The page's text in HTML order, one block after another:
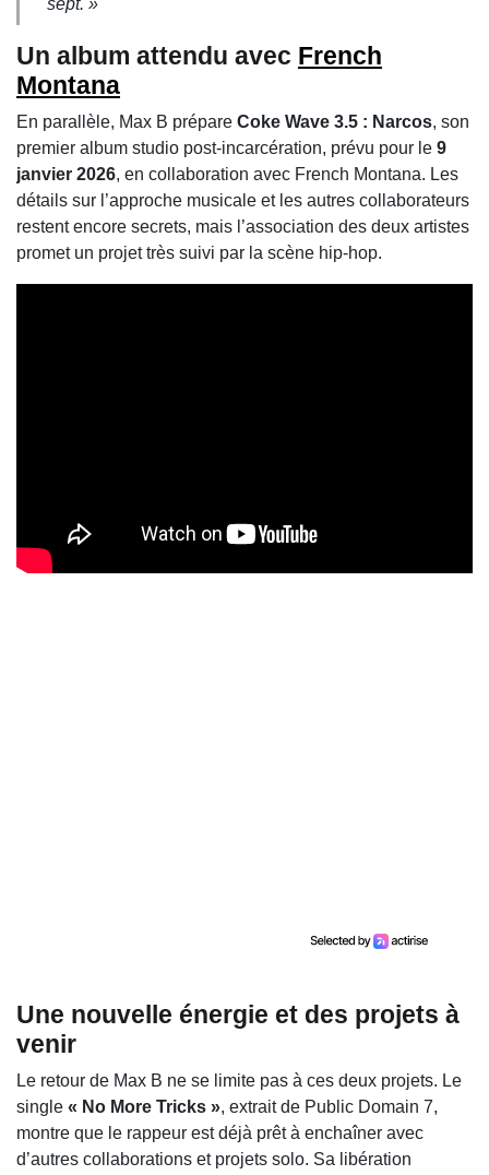
sept. »
Un album attendu avec French
Montana
En parallèle, Max B prépare Coke Wave 3.5 : Narcos, son
premier album studio post-incarcération, prévu pour le 9
janvier 2026, en collaboration avec French Montana. Les
détails sur l’approche musicale et les autres collaborateurs
restent encore secrets, mais l’association des deux artistes
promet un projet très suivi par la scène hip-hop.
Une nouvelle énergie et des projets à
venir
Le retour de Max B ne se limite pas à ces deux projets. Le
single « No More Tricks », extrait de Public Domain 7,
montre que le rappeur est déjà prêt à enchaîner avec
d’autres collaborations et projets solo. Sa libération